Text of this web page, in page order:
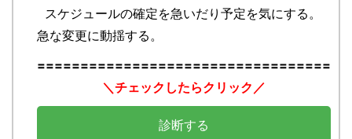
スケジュールの確定を急いだり予定を気にする。
急な変更に動揺する。
==================================
＼チェックしたらクリック／
診断する